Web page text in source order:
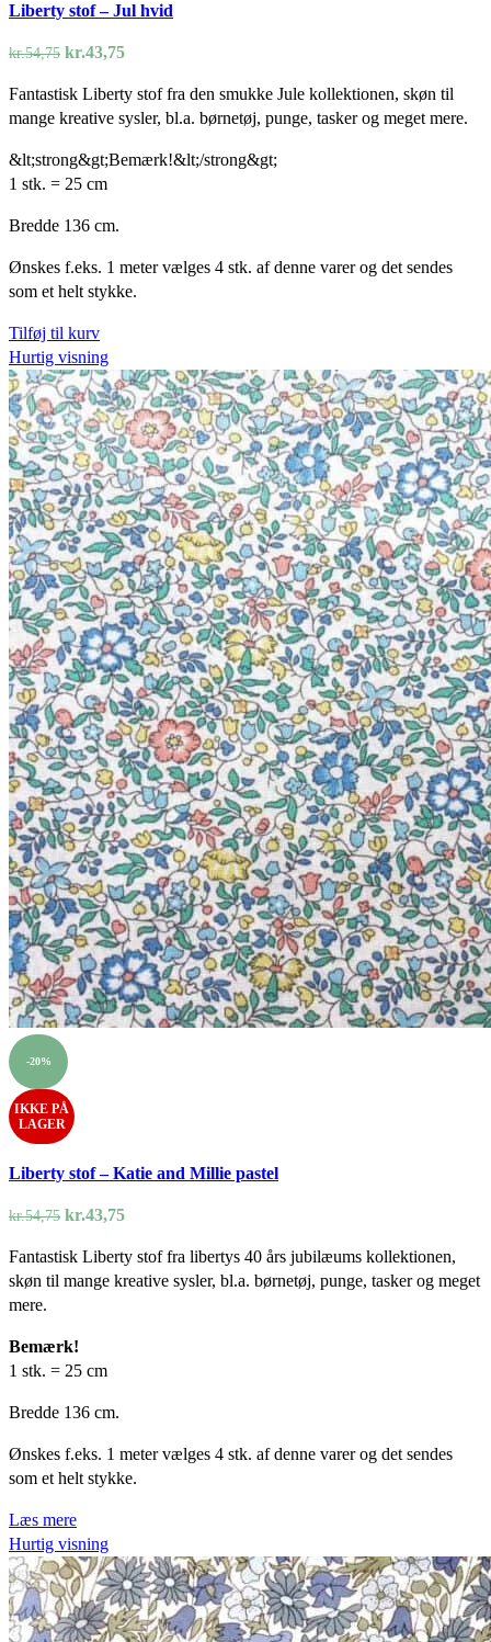
Liberty stof – Jul hvid
kr.54,75 Den
pris
var:
kr.43,75Den
pris
er:
Fantastisk Liberty stof fra den smukke Jule kollektionen, skøn til
mange kreative sysler, bl.a. børnetøj, punge, tasker og meget mere.
&lt;strong&gt;Bemærk!&lt;/strong&gt;
1 stk. = 25 cm
Bredde 136 cm.
Ønskes f.eks. 1 meter vælges 4 stk. af denne varer og det sendes
som et helt stykke.
Tilføj til kurv
Hurtig visning
-20%
IKKE PÅ
LAGER
Liberty stof – Katie and Millie pastel
kr.54,75 Den
pris
var:
kr.43,75Den
pris
er:
Fantastisk Liberty stof fra libertys 40 års jubilæums kollektionen,
skøn til mange kreative sysler, bl.a. børnetøj, punge, tasker og meget
mere.
Bemærk!
1 stk. = 25 cm
Bredde 136 cm.
Ønskes f.eks. 1 meter vælges 4 stk. af denne varer og det sendes
som et helt stykke.
Læs mere
Hurtig visning